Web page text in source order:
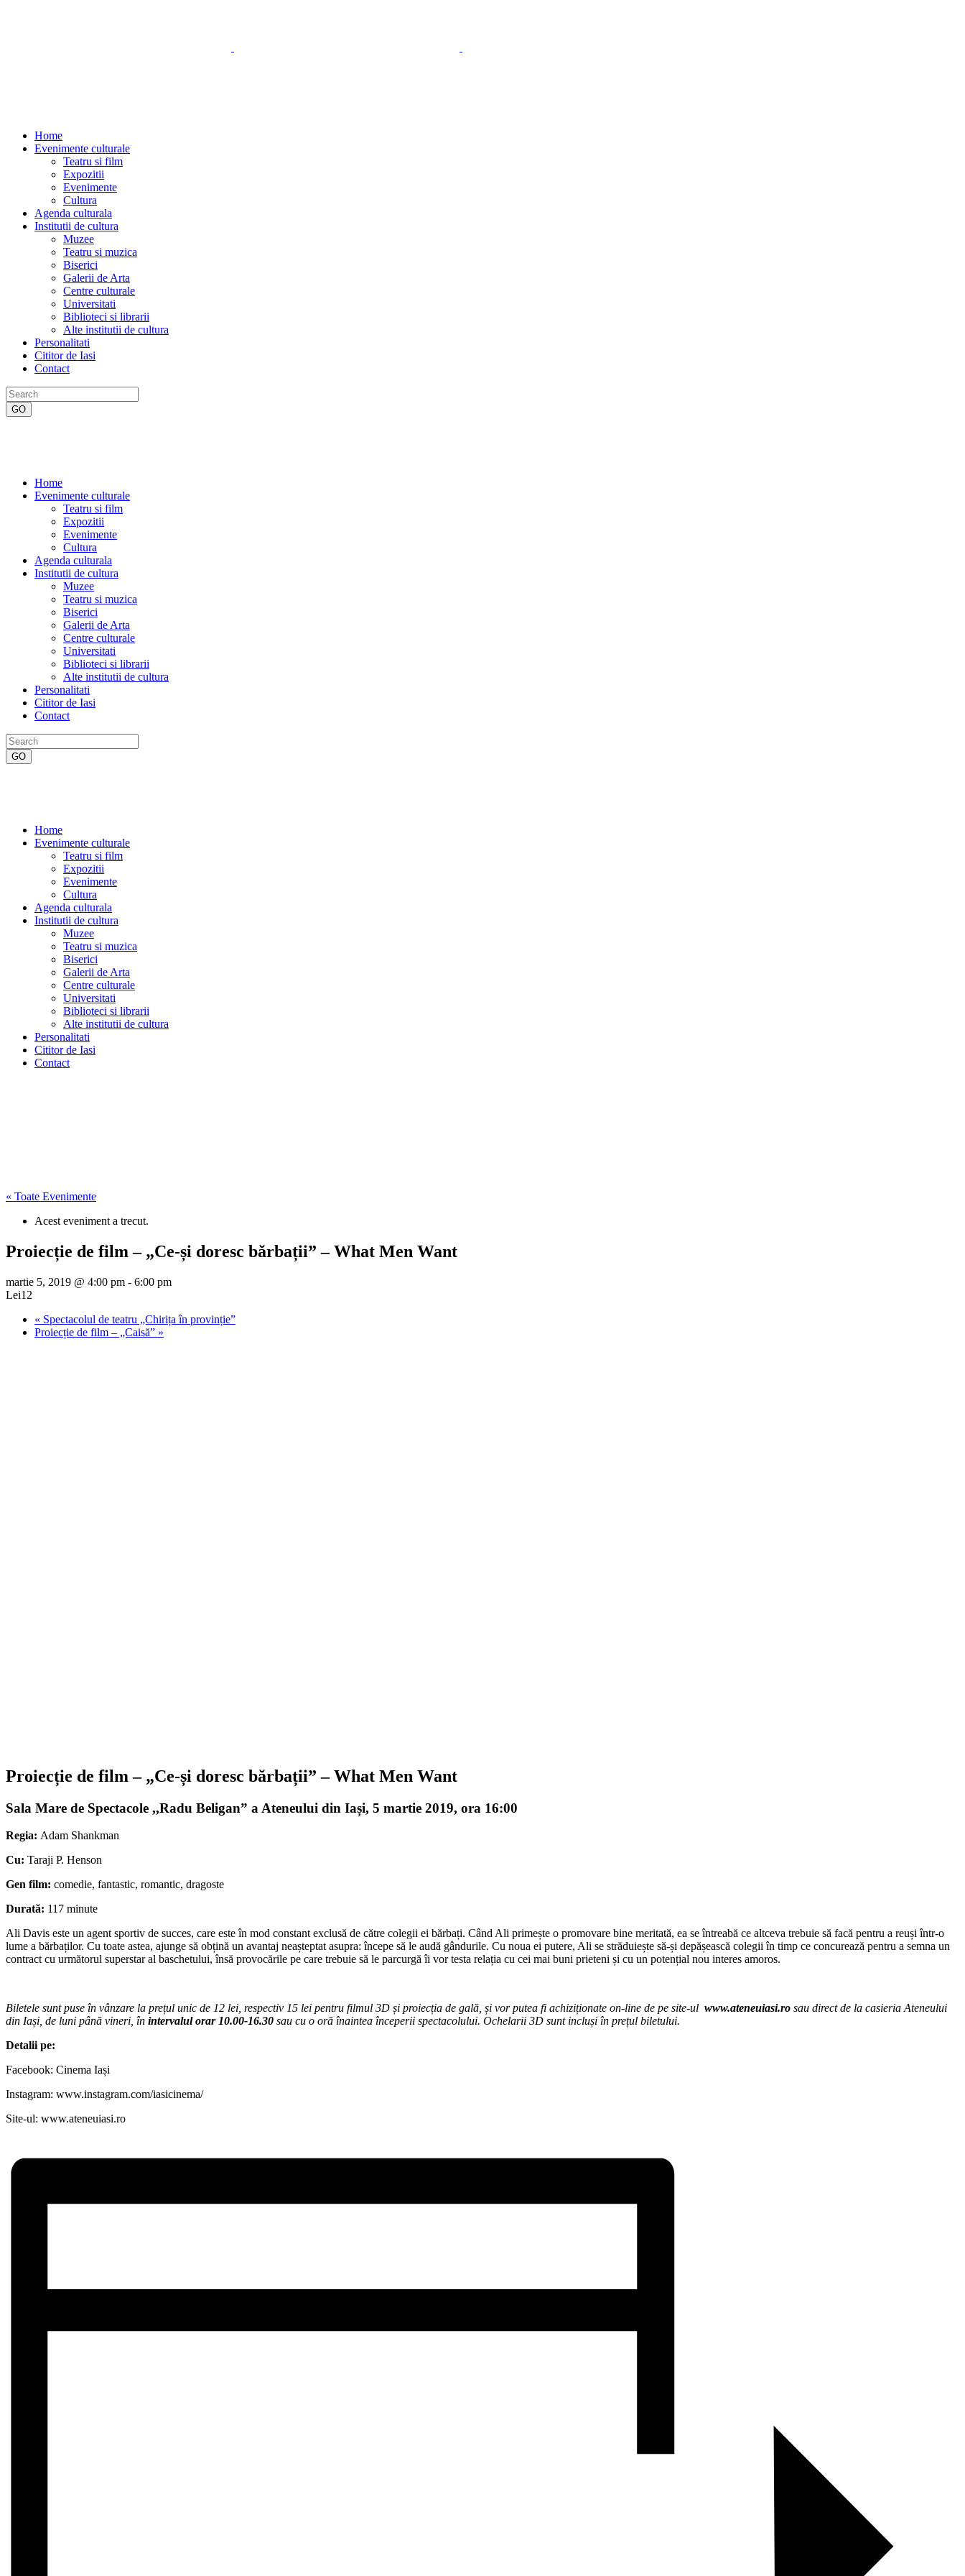
Home
Evenimente culturale
Teatru si film
Expozitii
Evenimente
Cultura
Agenda culturala
Institutii de cultura
Muzee
Teatru si muzica
Biserici
Galerii de Arta
Centre culturale
Universitati
Biblioteci si librarii
Alte institutii de cultura
Personalitati
Cititor de Iasi
Contact
Home
Evenimente culturale
Teatru si film
Expozitii
Evenimente
Cultura
Agenda culturala
Institutii de cultura
Muzee
Teatru si muzica
Biserici
Galerii de Arta
Centre culturale
Universitati
Biblioteci si librarii
Alte institutii de cultura
Personalitati
Cititor de Iasi
Contact
Home
Evenimente culturale
Teatru si film
Expozitii
Evenimente
Cultura
Agenda culturala
Institutii de cultura
Muzee
Teatru si muzica
Biserici
Galerii de Arta
Centre culturale
Universitati
Biblioteci si librarii
Alte institutii de cultura
Personalitati
Cititor de Iasi
Contact
« Toate Evenimente
Acest eveniment a trecut.
Proiecție de film – „Ce-și doresc bărbații” – What Men Want
martie 5, 2019 @ 4:00 pm - 6:00 pm
Lei12
« Spectacolul de teatru „Chirița în provinție”
Proiecție de film – „Caisă” »
Proiecție de film – „Ce-și doresc bărbații” – What Men Want
Sala Mare de Spectacole ,,Radu Beligan” a Ateneului din Iași, 5 martie 2019, ora 16:00
Regia: Adam Shankman
Cu: Taraji P. Henson
Gen film: comedie, fantastic, romantic, dragoste
Durată: 117 minute
Ali Davis este un agent sportiv de succes, care este în mod constant exclusă de către colegii ei bărbați. Când Ali primește o promovare bine meritată, ea se întreabă ce altceva trebuie să facă pentru a reuși într-o
lume a bărbaților. Cu toate astea, ajunge să obțină un avantaj neașteptat asupra: începe să le audă gândurile. Cu noua ei putere, Ali se străduiește să-și depășească colegii în timp ce concurează pentru a semna un
contract cu următorul superstar al baschetului, însă provocările pe care trebuie să le parcurgă îi vor testa relația cu cei mai buni prieteni și cu un potențial nou interes amoros.
Biletele sunt puse în vânzare la prețul unic de 12 lei, respectiv 15 lei pentru filmul 3D și proiecția de gală, și vor putea fi achiziționate on-line de pe site-ul www.ateneuiasi.ro sau direct de la casieria Ateneului
din Iași, de luni până vineri, în intervalul orar 10.00-16.30 sau cu o oră înaintea începerii spectacolului. Ochelarii 3D sunt incluși în prețul biletului.
Detalii pe:
Facebook: Cinema Iași
Instagram: www.instagram.com/iasicinema/
Site-ul: www.ateneuiasi.ro